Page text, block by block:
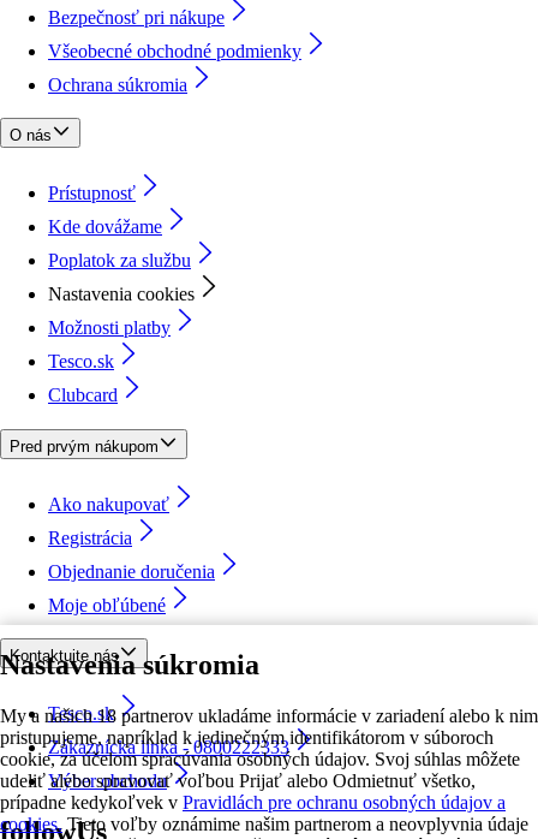
Nastavenia súkromia
My a našich 18 partnerov ukladáme informácie v zariadení alebo k nim
pristupujeme, napríklad k jedinečným identifikátorom v súboroch
cookie, za účelom spracúvania osobných údajov. Svoj súhlas môžete
udeliť alebo spravovať voľbou Prijať alebo Odmietnuť všetko,
prípadne kedykoľvek v Pravidlách pre ochranu osobných údajov a
cookies. Tieto voľby oznámime našim partnerom a neovplyvnia údaje
Bezpečnosť pri nákupe
Všeobecné obchodné podmienky
Ochrana súkromia
O nás
Prístupnosť
Kde dovážame
Poplatok za službu
Nastavenia cookies
Možnosti platby
Tesco.sk
Clubcard
Pred prvým nákupom
Ako nakupovať
Registrácia
Objednanie doručenia
Moje obľúbené
Kontaktujte nás
Tesco.sk
Zákaznícka linka - 0800222333
Výber obchodu
followUs